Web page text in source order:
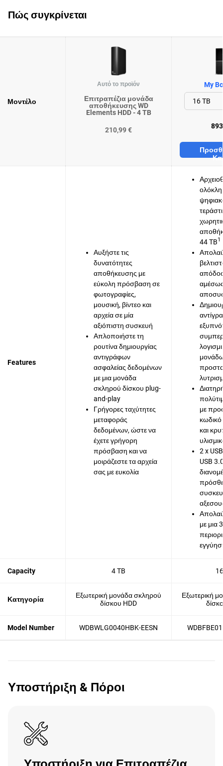
Πώς συγκρίνεται
Μοντέλο
Αυτό το προϊόν
Επιτραπέζια μονάδα
αποθήκευσης WD
Elements HDD - 4 TB
210,99 €
My
Features
Αυξήστε τις
δυνατότητες
αποθήκευσης με
εύκολη πρόσβαση σε
φωτογραφίες,
μουσική, βίντεο και
αρχεία σε μία
αξιόπιστη συσκευή
Απλοποιήστε τη
ρουτίνα δημιουργίας
αντιγράφων
ασφαλείας δεδομένων
με μια μονάδα
σκληρού δίσκου plug-
and-play
Γρήγορες ταχύτητες
μεταφοράς
δεδομένων, ώστε να
έχετε γρήγορη
πρόσβαση και να
μοιράζεστε τα αρχεία
σας με ευκολία
44 TB1
με
και
2 x
USB
με μια
Capacity 4 TB
Κατηγορία
Εξωτερική μονάδα σκληρού
δίσκου HDD
Εξωτερική
Model Number WDBWLG0040HBK-EESN
Υποστήριξη & Πόροι